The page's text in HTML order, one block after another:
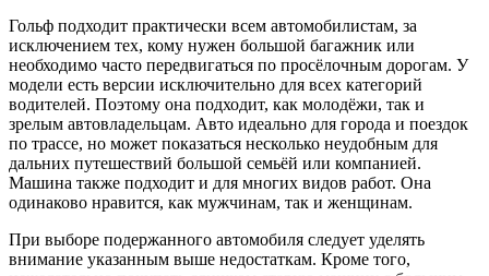
Гольф подходит практически всем автомобилистам, за
исключением тех, кому нужен большой багажник или
необходимо часто передвигаться по просёлочным дорогам. У
модели есть версии исключительно для всех категорий
водителей. Поэтому она подходит, как молодёжи, так и
зрелым автовладельцам. Авто идеально для города и поездок
по трассе, но может показаться несколько неудобным для
дальних путешествий большой семьёй или компанией.
Машина также подходит и для многих видов работ. Она
одинаково нравится, как мужчинам, так и женщинам.
При выборе подержанного автомобиля следует уделять
внимание указанным выше недостаткам. Кроме того,